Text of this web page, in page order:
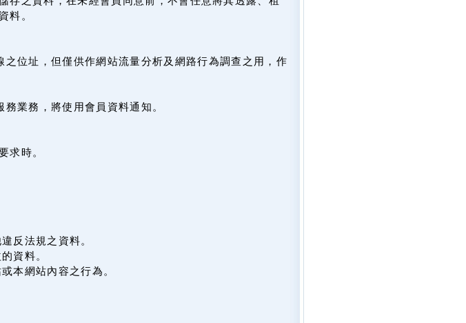
料。
位址，但僅供作網站流量分析及網路行為調查之用，作
業務，將使用會員資料通知。
求時。
反法規之資料。
資料。
本網站內容之行為。